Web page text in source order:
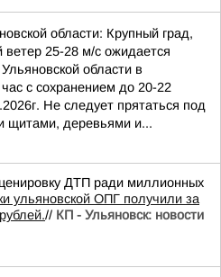
области: Крупный град,
ветер 25-28 м/с ожидается
области в
с сохранением до 20-22
Не следует прятаться под
щитами, деревьями и...
ДТП ради миллионных
ульяновской ОПГ получили за
// КП - Ульяновск: новости